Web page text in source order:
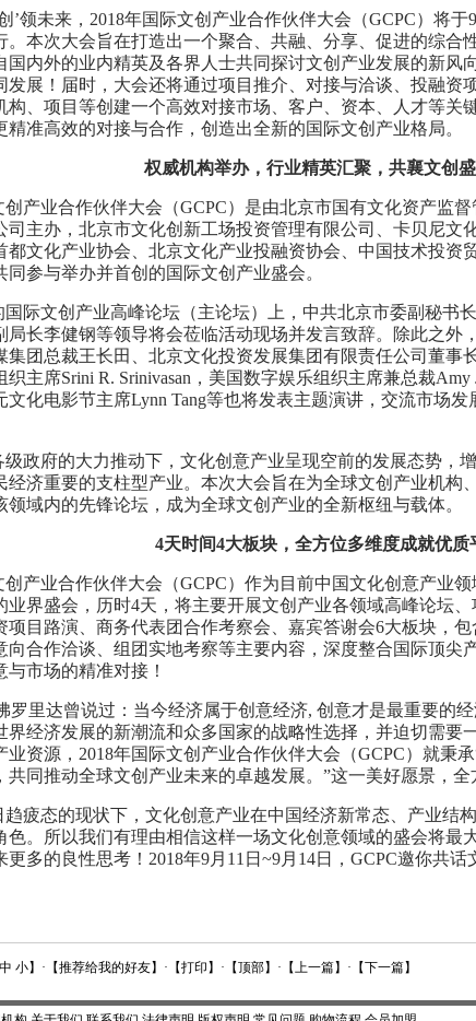
创’领未来，2018年国际文创产业合作伙伴大会（GCPC）将于
。本次大会旨在打造出一个聚合、共融、分享
促进的综合
国内外的业内精英及各界人士共同探讨文创产业发展的新风
发展！ 届时，大会还将通过项目推介、对接与洽谈、投融资
构、项目等创建一个高效对接市场、客户、资本、人才等关
精准高效的对接与合作，创造出全新的国际文创产业格局。
权威机构举办，行业精英汇聚，共襄文创
创产业合作伙伴大会（GCPC）是由北京市国有文化资产监
司主办，北京市文化创新工场投资管理有限公司、卡贝尼文
都文化产业协会、北京文化产业投融资协会、中国技术投资
同参与举办并首创的国际文创产业盛会。
国际文创产业高峰论坛（主论坛）上，中共北京市委副秘书
局长李健钢等领导将会莅临活动现场并发言致辞。除此之外，
团总裁王长田、 北京文化投资发展集团有限责任公司董事
织主席Srini R. Srinivasan ， 美国数字娱乐组织主席兼总裁Amy
文化电影节主席Lynn Tang等也将发表主题演讲，交流市场发
级政府的大力推动下，文化创意产业呈现空前的发展态势，
经济重要的支柱型产业。本次大会旨在为全球文创 产业机构
领域内的先锋论坛，成为全球文创产业的全新枢纽与载体。
4天时间4大板块，全方位多维度成就优质
创产业合作伙伴大会（GCPC）作为目前中国文化创意产业
业界盛会，历时4天，将主要开展文创产业各领域高峰论坛、
目路演、 商务代表团合作考察会、嘉宾答谢会6大板块，
向合作洽谈、组团实地考察等主要内容，深度整合国际顶尖
与市场的精准对接！
罗里达曾说过：当今经济属于创意经济, 创意才是最重要的
界经济发展的新潮流和众多国家的战略性选择，并迫切需要
业资源，2018年国际文创产业合作伙伴大会（GCPC）就秉
共同推动全球文创产业未来的卓越发展。”这一美好愿景，全
趋疲态的现状下，文化创意产业在中国经济新常态、产业结
色。所以我们有理由相信这样一场文化创意领域的盛会将最
更多的良性思考！2018年9月11日~9月14日，GCPC邀你共话
中 小】·【推荐给我的好友】·【打印 】·【顶部】·【上一篇】·【下一篇】